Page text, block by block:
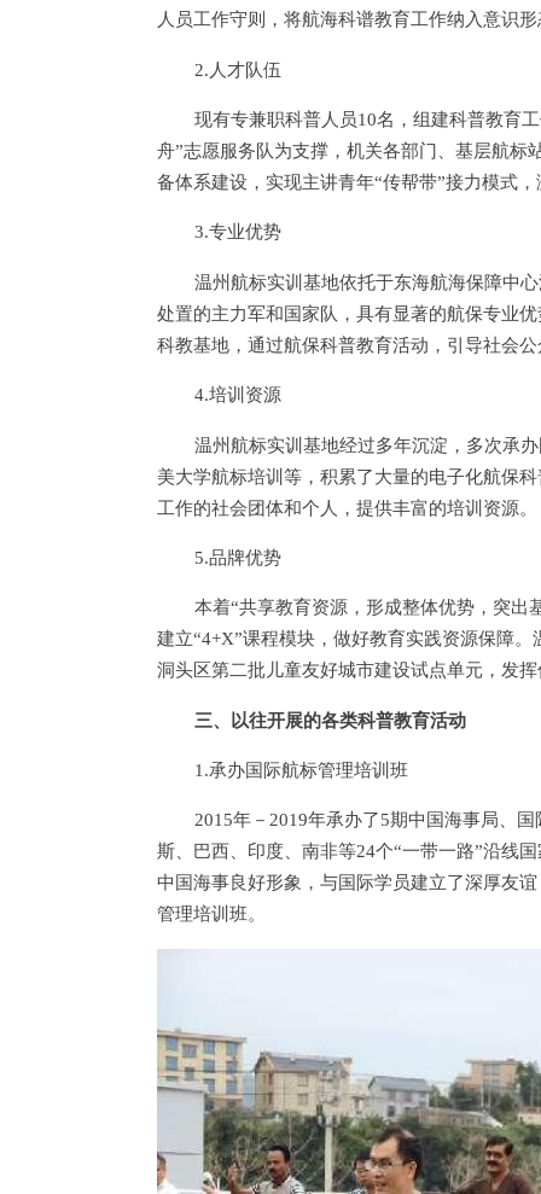
人员工作守则，将航海科谱教育工作纳入意识
2.人才队伍
现有专兼职科普人员10名，组建科普教育
舟”志愿服务队为支撑，机关各部门、基层航标
备体系建设，实现主讲青年“传帮带”接力模式
3.专业优势
温州航标实训基地依托于东海航海保障中
处置的主力军和国家队，具有显著的航保专业
科教基地，通过航保科普教育活动，引导社会
4.培训资源
温州航标实训基地经过多年沉淀，多次承
美大学航标培训等，积累了大量的电子化航保
工作的社会团体和个人，提供丰富的培训资源。
5.品牌优势
本着“共享教育资源，形成整体优势，突出
建立“4+X”课程模块，做好教育实践资源保障
洞头区第二批儿童友好城市建设试点单元，发
三、以往开展的各类科普教育活动
1.承办国际航标管理培训班
2015年－2019年承办了5期中国海事局、
斯、巴西、印度、南非等24个“一带一路”沿线
中国海事良好形象，与国际学员建立了深厚友
管理培训班。